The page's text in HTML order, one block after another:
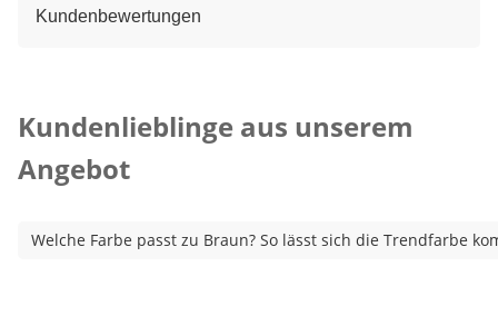
Kundenbewertungen
Kundenlieblinge aus unserem
Angebot
Welche Farbe passt zu Braun? So lässt sich die Trendfarbe